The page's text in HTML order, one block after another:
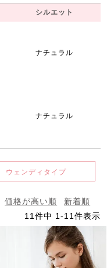
シルエット
ナチュラル
ナチュラル
ウェンディタイプ
価格が高い順
新着順
11 件中 1 -11 件表示